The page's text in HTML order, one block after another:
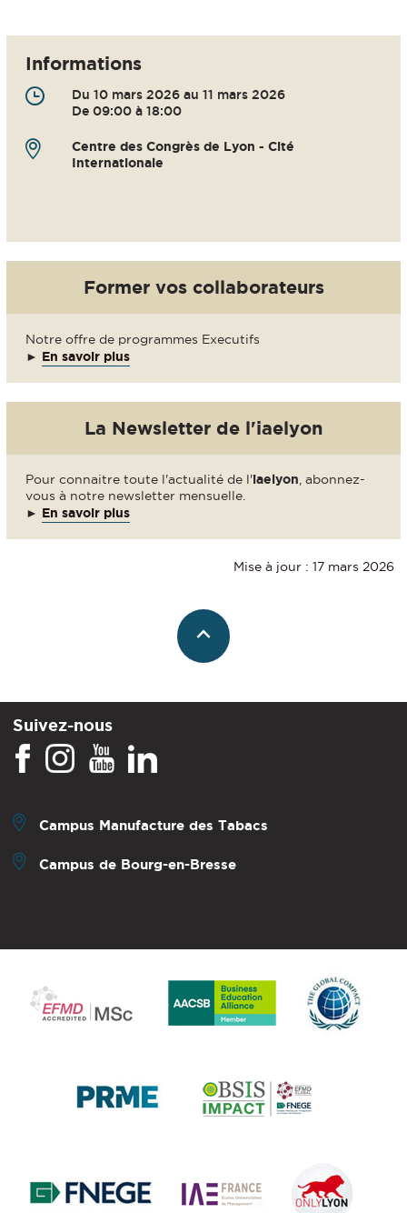
Informations
Du 10 mars 2026 au 11 mars 2026
De 09:00 à 18:00
Centre des Congrès de Lyon - Cité
Internationale
Former vos collaborateurs
Notre offre de programmes Executifs
► En savoir plus
La Newsletter de l'iaelyon
Pour connaitre toute l'actualité de l'iaelyon , abonnez-
vous à notre newsletter mensuelle.
► En savoir plus
Mise à jour : 17 mars 2026
Suivez-nous
Campus Manufacture des Tabacs
Campus de Bourg-en-Bresse